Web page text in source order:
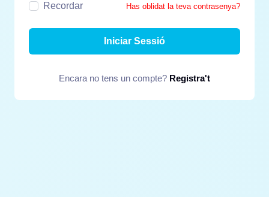
Recordar Has oblidat la teva contrasenya?
Iniciar Sessió
Encara no tens un compte? Registra't